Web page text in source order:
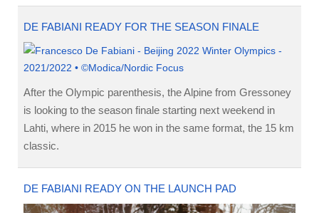
DE FABIANI READY FOR THE SEASON FINALE
After the Olympic parenthesis, the Alpine from Gressoney
is looking to the season finale starting next weekend in
Lahti, where in 2015 he won in the same format, the 15 km
classic.
DE FABIANI READY ON THE LAUNCH PAD